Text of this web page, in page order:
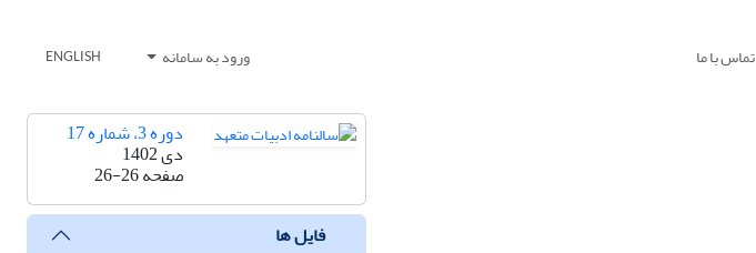
تماس با ما ورود به سامانه ENGLISH
دوره 3، شماره 17
دی 1402
صفحه26-26
فایل ها